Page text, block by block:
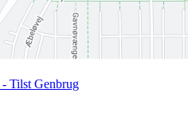
Tilst Genbrug